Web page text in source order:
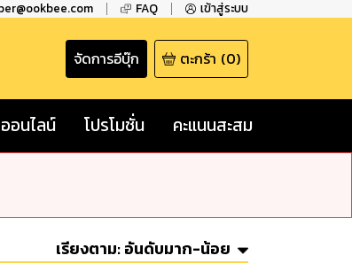
FAQ เข้าสู่ระบบ
จัดการอีบุ๊ก ตะกร้า (0)
อนไลน์ โปรโมชั่น คะแนนสะสม
เรียงตาม:อันดับมาก-น้อย